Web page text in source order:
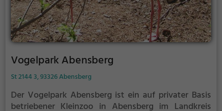
Vogelpark Abensberg
St 2144 3, 93326 Abensberg
Der Vogelpark Abensberg ist ein auf privater Basis
betriebener Kleinzoo in Abensberg im Landkreis